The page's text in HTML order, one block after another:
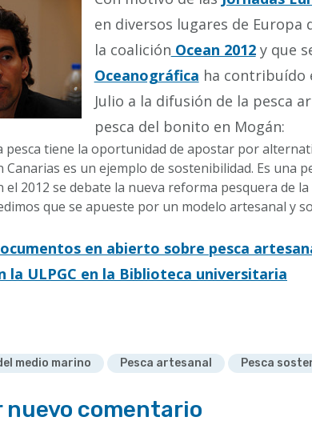
en diversos lugares de
la coalición Ocean 2012y que
Oceanográfica ha contribuído
Julio a la difusión de la pesca
pesca del bonito en Mogán:
pesca tiene la oportunidad de apostar por
Canarias es un ejemplo de sostenibilidad. Es una
el 2012 se debate la nueva reforma pesquera de
que se apueste por un modelo artesanal y
en abierto sobre pesca
la ULPGC en la Biblioteca universitaria
medio marino Pesca artesanal Pesca
nuevo comentario